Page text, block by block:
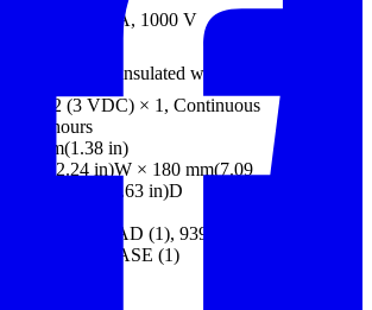
2.5 or less (150 A, 1000 V
600 V AC rms (insulated wire)
CR2032 (3 VDC) × 1, Continuous
use 25 hours
Ø35 mm(1.38 in)
57 mm(2.24 in)W × 180 mm(7.09
in)H × 16 mm(0.63 in)D
9208 TEST LEAD (1), 9398
CARRYING CASE (1)